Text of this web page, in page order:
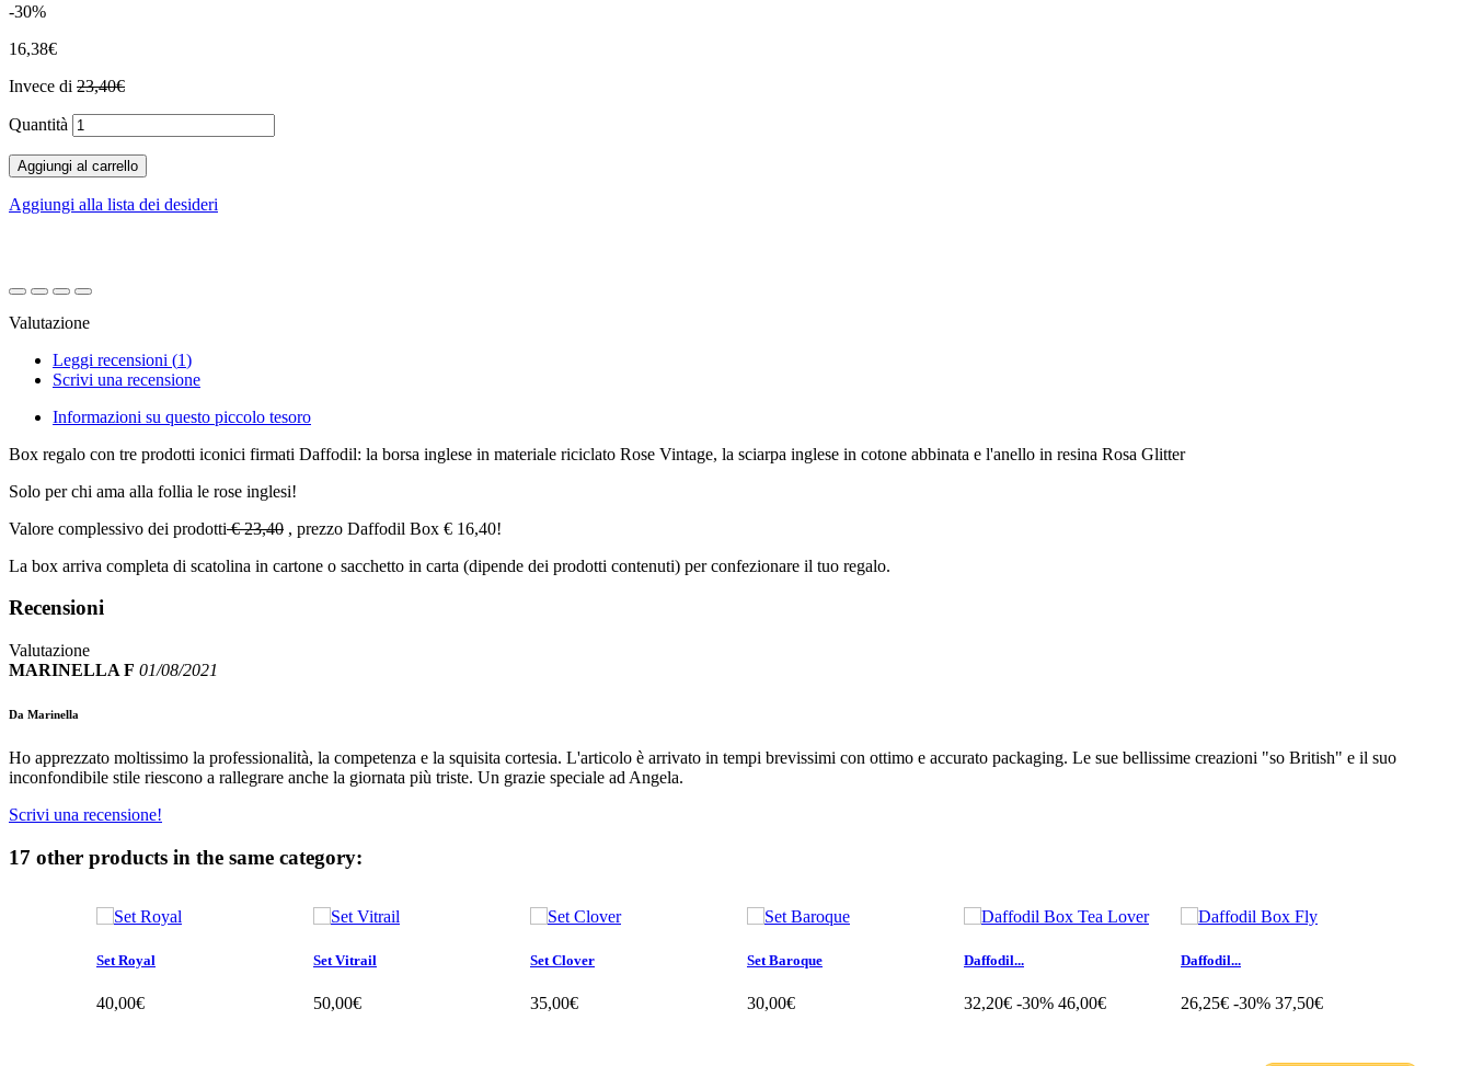
-30%
16,38€
Invece di 23,40€
Quantità
Aggiungi al carrello
Aggiungi alla lista dei desideri
Valutazione
Leggi recensioni (1)
Scrivi una recensione
Informazioni su questo piccolo tesoro
Box regalo con tre prodotti iconici firmati Daffodil: la borsa inglese in materiale riciclato Rose Vintage, la sciarpa inglese in cotone abbinata e l'anello in resina Rosa Glitter
Solo per chi ama alla follia le rose inglesi!
Valore complessivo dei prodotti€ 23,40 , prezzo Daffodil Box € 16,40!
La box arriva completa di scatolina in cartone o sacchetto in carta (dipende dei prodotti contenuti) per confezionare il tuo regalo.
Recensioni
Valutazione
MARINELLA F 01/08/2021
Da Marinella
Ho apprezzato moltissimo la professionalità, la competenza e la squisita cortesia. L'articolo è arrivato in tempi brevissimi con ottimo e accurato packaging. Le sue bellissime creazioni "so British" e il suo
inconfondibile stile riescono a rallegrare anche la giornata più triste. Un grazie speciale ad Angela.
Scrivi una recensione!
17 other products in the same category:
Set Royal
40,00€
Set Vitrail
50,00€
Set Clover
35,00€
Set Baroque
30,00€
Daffodil...
32,20€ -30% 46,00€
Daffodil...
26,25€ -30% 37,50€